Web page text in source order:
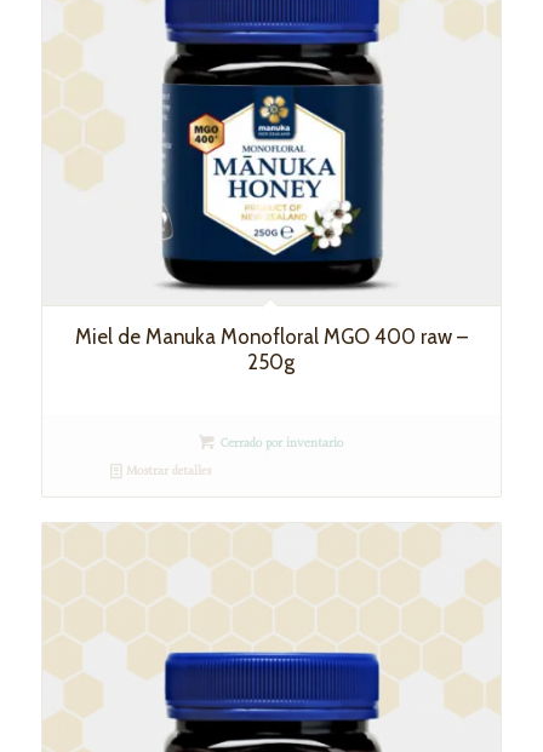
Miel de Manuka Monofloral MGO 400 raw –
250g
Cerrado por inventario
Mostrar detalles